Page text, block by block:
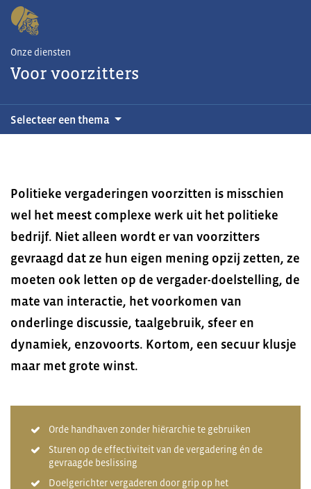
Onze diensten
Voor voorzitters
Selecteer een thema
Politieke vergaderingen voorzitten is misschien
wel het meest complexe werk uit het politieke
bedrijf. Niet alleen wordt er van voorzitters
gevraagd dat ze hun eigen mening opzij zetten, ze
moeten ook letten op de vergader-doelstelling, de
mate van interactie, het voorkomen van
onderlinge discussie, taalgebruik, sfeer en
dynamiek, enzovoorts. Kortom, een secuur klusje
maar met grote winst.
Orde handhaven zonder hiërarchie te gebruiken
Sturen op de effectiviteit van de vergadering én de
gevraagde beslissing
Doelgerichter vergaderen door grip op het